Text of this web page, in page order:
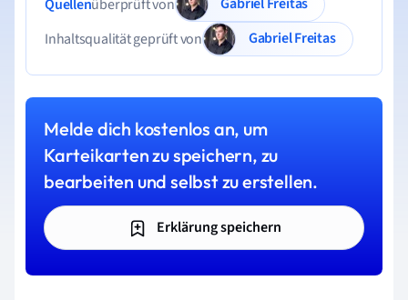
Quellenüberprüft von
Inhaltsqualität geprüft von
Gabriel Freitas
Melde dich kostenlos an, um
Karteikarten zu speichern, zu
bearbeiten und selbst zu erstellen.
Erklärung speichern